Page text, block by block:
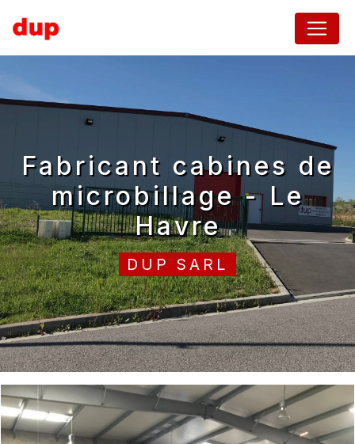
fabricant cabines de
microbillage - Le
Havre
DUP SARL